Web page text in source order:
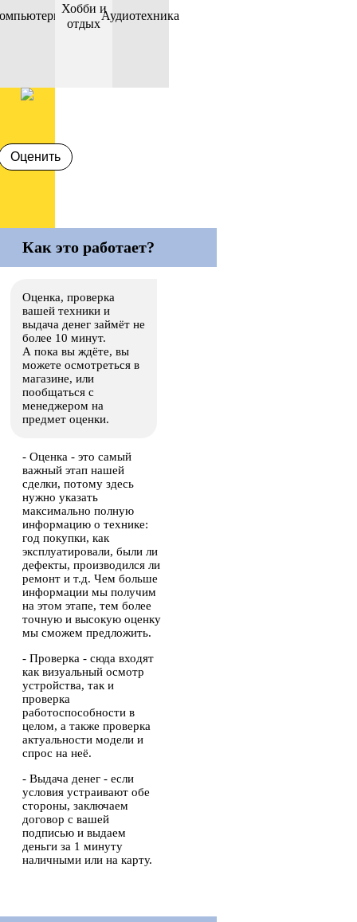
Хобби и
отдых
Аудиотехника
Оценить
Как это работает?
Оценка, проверка
вашей техники и
выдача денег займёт не
более 10 минут.
А пока вы ждёте, вы
можете осмотреться в
магазине, или
пообщаться с
менеджером на
предмет оценки.
- Оценка - это самый
важный этап нашей
сделки, потому здесь
нужно указать
максимально полную
информацию о технике:
год покупки, как
эксплуатировали, были ли
дефекты, производился ли
ремонт и т.д. Чем больше
информации мы получим
на этом этапе, тем более
точную и высокую оценку
мы сможем предложить.
- Проверка - сюда входят
как визуальный осмотр
устройства, так и
проверка
работоспособности в
целом, а также проверка
актуальности модели и
спрос на неё.
- Выдача денег - если
условия устраивают обе
стороны, заключаем
договор с вашей
подписью и выдаем
деньги за 1 минуту
наличными или на карту.